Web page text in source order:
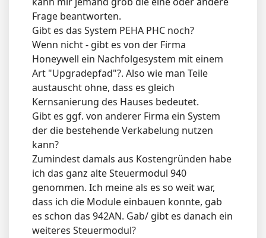
Frage beantworten.
Gibt es das System PEHA PHC noch?
Wenn nicht - gibt es von der Firma
Honeywell ein Nachfolgesystem mit einem
Art "Upgradepfad"?. Also wie man Teile
austauscht ohne, dass es gleich
Kernsanierung des Hauses bedeutet.
Gibt es ggf. von anderer Firma ein System
der die bestehende Verkabelung nutzen
kann?
Zumindest damals aus Kostengründen habe
ich das ganz alte Steuermodul 940
genommen. Ich meine als es so weit war,
dass ich die Module einbauen konnte, gab
es schon das 942AN. Gab/ gibt es danach ein
weiteres Steuermodul?